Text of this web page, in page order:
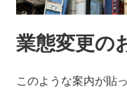
業態変更の
このような案内が貼